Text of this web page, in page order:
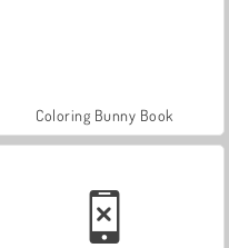
Coloring Bunny Book